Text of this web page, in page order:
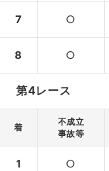
7 ○
8 ○
第4レース
着
不成立
事故等
1 ○